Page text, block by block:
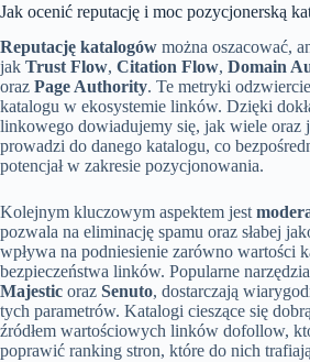
Jak ocenić reputację i moc pozycjonerską
Reputację katalogów można oszacować,
jak Trust Flow, Citation Flow, Domain
oraz Page Authority. Te metryki
katalogu w ekosystemie linków. Dzięki
linkowego dowiadujemy się, jak wiele oraz
prowadzi do danego katalogu, co
potencjał w zakresie pozycjonowania.
Kolejnym kluczowym aspektem jest
pozwala na eliminację spamu oraz słabej
wpływa na podniesienie zarówno wartości
bezpieczeństwa linków. Popularne
Majestic oraz Senuto, dostarczają
tych parametrów. Katalogi cieszące się
źródłem wartościowych linków dofollow,
poprawić ranking stron, które do nich